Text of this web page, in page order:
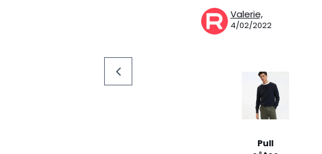
Valerie,
4/02/2022
Pull